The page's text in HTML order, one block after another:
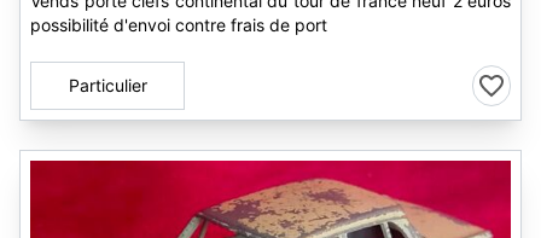
possibilité d'envoi contre frais de port
Particulier